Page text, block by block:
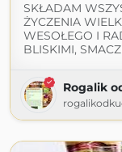
SKŁADAM
ŻYCZENIA
WESOŁEGO I
BLISKIMI,
Rogalik